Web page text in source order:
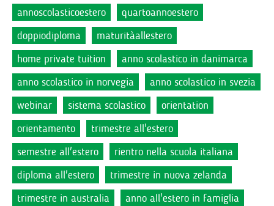
annoscolasticoestero
quartoannoestero
doppiodiploma
maturitàallestero
home private tuition
anno scolastico in danimarca
anno scolastico in norvegia
anno scolastico in svezia
webinar
sistema scolastico
orientation
orientamento
trimestre all'estero
semestre all'estero
rientro nella scuola italiana
diploma all'estero
trimestre in nuova zelanda
trimestre in australia
anno all'estero in famiglia